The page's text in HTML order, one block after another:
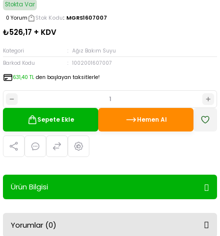
Stokta Var
0 Yorum Stok Kodu MGRS1607007
₺526,17 + KDV
Kategori
Ağız Bakım Suyu
Barkod Kodu
1002001607007
631,40 TL den başlayan taksitlerle!
Sepete Ekle Hemen Al
Ürün Bilgisi
Yorumlar (0)